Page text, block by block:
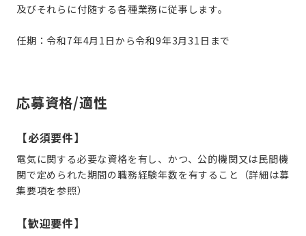
及びそれらに付随する各種業務に従事します。
任期：令和7年4月1日から令和9年3月31日まで
応募資格/適性
【必須要件】
電気に関する必要な資格を有し、かつ、公的機関又は民間機
関で定められた期間の職務経験年数を有すること（詳細は募
集要項を参照）
【歓迎要件】